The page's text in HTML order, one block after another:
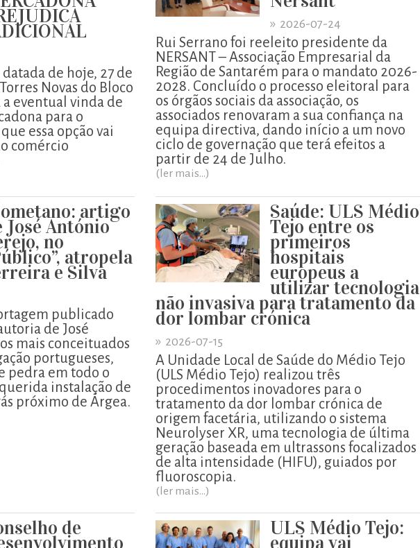
de hoje, 27 de
Novas do Bloco
eventual vinda de
para o
essa opção vai
comércio
» 2026-07-24
Rui Serrano foi reeleito presidente da
NERSANT – Associação Empresarial da
Região de Santarém para o mandato 2026-
2028. Concluído o processo eleitoral para
os órgãos sociais da associação, os
associados renovaram a sua confiança na
equipa directiva, dando início a um novo
ciclo de governação que terá efeitos a
partir de 24 de Julho.
(ler mais...)
artigo
José António
no
atropela
e Silva
publicado
de José
mais conceituados
portugueses,
pedra em todo o
instalação de
próximo de Árgea.
Saúde: ULS Médio
Tejo entre os
primeiros
hospitais
europeus a
utilizar tecnologia
não invasiva para tratamento da
dor lombar crónica
» 2026-07-15
A Unidade Local de Saúde do Médio Tejo
(ULS Médio Tejo) realizou três
procedimentos inovadores para o
tratamento da dor lombar crónica de
origem facetária, utilizando o sistema
Neurolyser XR, uma tecnologia de última
geração baseada em ultrassons focalizados
de alta intensidade (HIFU), guiados por
fluoroscopia.
(ler mais...)
de ULS Médio Tejo:
equipa vai